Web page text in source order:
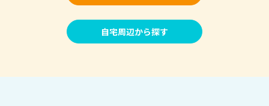
自宅周辺から探す